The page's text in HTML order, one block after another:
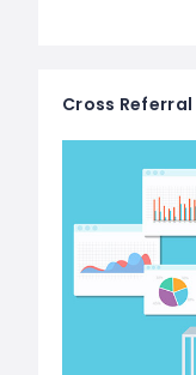
Cross